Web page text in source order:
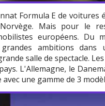
Formula E de voitures
Mais pour le
européens. Du
ambitions dans
salle de spectacle.
L'Allemagne, le
une gamme de 3